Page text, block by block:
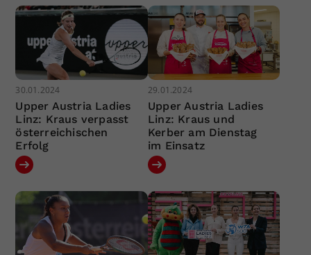
30.01.2024
Upper Austria Ladies
Linz: Kraus verpasst
österreichischen
Erfolg
29.01.2024
Upper Austria Ladies
Linz: Kraus und
Kerber am Dienstag
im Einsatz